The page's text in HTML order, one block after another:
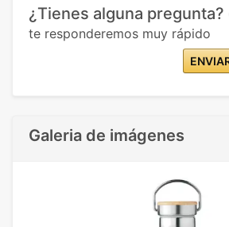
¿Tienes alguna pregunta?
te responderemos muy rápido
Galeria de imágenes